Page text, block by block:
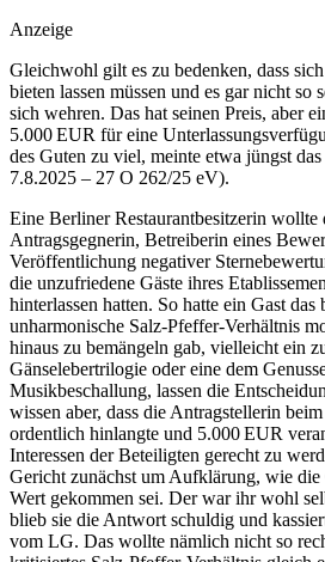
Anzeige
Gleichwohl gilt es zu bedenken, dass
bieten lassen müssen und es gar nicht so
sich wehren. Das hat seinen Preis, aber
5.000 EUR für eine
des Guten zu viel, meinte etwa jüngst
7.8.​2025 – 27 O 262/25 eV).
Eine Berliner Restaurantbesitzerin wollte
Antragsgegnerin, Betreiberin eines
Veröffentlichung negativer
die unzufriedene Gäste ihres
hinterlassen hatten. So hatte ein Gast das
unharmonische Salz-Pfeffer-Verhältnis
hinaus zu bemängeln gab, vielleicht ein
Gänselebertrilogie oder eine dem
Musikbeschallung, lassen die
wissen aber, dass die Antragstellerin
ordentlich hinlangte und 5.000 EUR
Interessen der Beteiligten gerecht zu
Gericht zunächst um Aufklärung, wie die
Wert gekommen sei. Der war ihr wohl
blieb sie die Antwort schuldig und
vom LG. Das wollte nämlich nicht so